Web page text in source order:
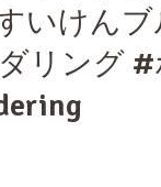
いけん
リング